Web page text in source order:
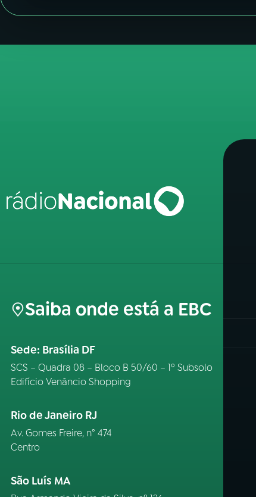
Saiba onde está a EBC
Sede: Brasília DF
SCS – Quadra 08 – Bloco B 50/60 – 1º Subsolo
Edifício Venâncio Shopping
Rio de Janeiro RJ
Av. Gomes Freire, n° 474
Centro
São Luís MA